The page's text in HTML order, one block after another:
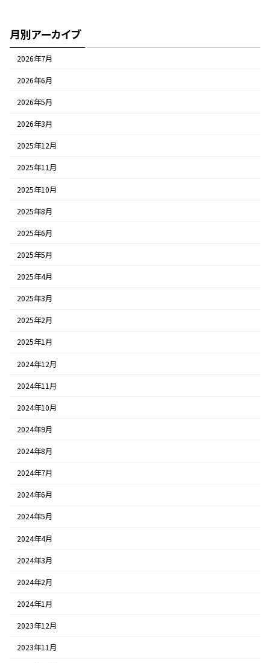
月別アーカイブ
2026年7月
2026年6月
2026年5月
2026年3月
2025年12月
2025年11月
2025年10月
2025年8月
2025年6月
2025年5月
2025年4月
2025年3月
2025年2月
2025年1月
2024年12月
2024年11月
2024年10月
2024年9月
2024年8月
2024年7月
2024年6月
2024年5月
2024年4月
2024年3月
2024年2月
2024年1月
2023年12月
2023年11月